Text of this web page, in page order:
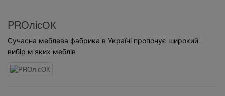
PROлісОК
Сучасна меблева фабрика в Україні пропонує широкий
вибір м'яких меблів